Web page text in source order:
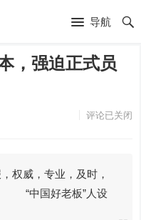
导航
，强迫正式员
评论已关闭
威，专业，及时，
“中国好老板”人设